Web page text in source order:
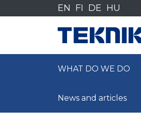
sisältöön
EN FI DE HU
WHAT DO WE DO
News and articles